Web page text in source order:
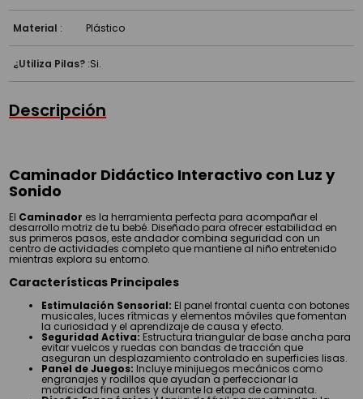
Material : Plástico
¿Utiliza Pilas? :Si.
Descripción
Caminador Didáctico Interactivo con Luz y
Sonido
El Caminador es la herramienta perfecta para acompañar el
desarrollo motriz de tu bebé. Diseñado para ofrecer estabilidad en
sus primeros pasos, este andador combina seguridad con un
centro de actividades completo que mantiene al niño entretenido
mientras explora su entorno.
Características Principales
Estimulación Sensorial: El panel frontal cuenta con botones
musicales, luces rítmicas y elementos móviles que fomentan
la curiosidad y el aprendizaje de causa y efecto.
Seguridad Activa: Estructura triangular de base ancha para
evitar vuelcos y ruedas con bandas de tracción que
aseguran un desplazamiento controlado en superficies lisas.
Panel de Juegos: Incluye minijuegos mecánicos como
engranajes y rodillos que ayudan a perfeccionar la
motricidad fina antes y durante la etapa de caminata.